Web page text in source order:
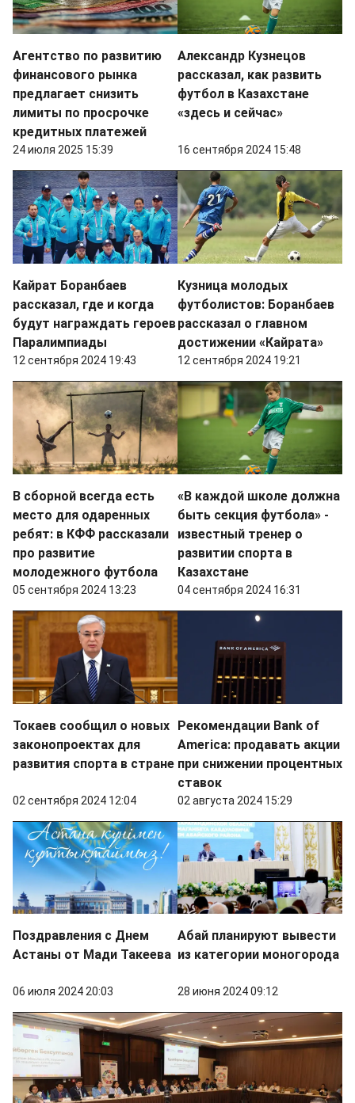
Агентство по развитию
финансового рынка
предлагает снизить
лимиты по просрочке
кредитных платежей
24 июля 2025 15:39
Александр Кузнецов
рассказал, как развить
футбол в Казахстане
«здесь и сейчас»
16 сентября 2024 15:48
Кайрат Боранбаев
рассказал, где и когда
будут награждать героев
Паралимпиады
12 сентября 2024 19:43
Кузница молодых
футболистов: Боранбаев
рассказал о главном
достижении «Кайрата»
12 сентября 2024 19:21
В сборной всегда есть
место для одаренных
ребят: в КФФ рассказали
про развитие
молодежного футбола
05 сентября 2024 13:23
«В каждой школе должна
быть секция футбола» -
известный тренер о
развитии спорта в
Казахстане
04 сентября 2024 16:31
Токаев сообщил о новых
законопроектах для
развития спорта в стране
02 сентября 2024 12:04
Рекомендации Bank of
America: продавать акции
при снижении процентных
ставок
02 августа 2024 15:29
Поздравления с Днем
Астаны от Мади Такеева
06 июля 2024 20:03
Абай планируют вывести
из категории моногорода
28 июня 2024 09:12